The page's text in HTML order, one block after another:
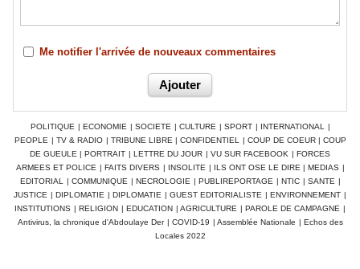
Me notifier l'arrivée de nouveaux commentaires
POLITIQUE | ECONOMIE | SOCIETE | CULTURE | SPORT | INTERNATIONAL |
PEOPLE | TV & RADIO | TRIBUNE LIBRE | CONFIDENTIEL | COUP DE COEUR | COUP
DE GUEULE | PORTRAIT | LETTRE DU JOUR | VU SUR FACEBOOK | FORCES
ARMEES ET POLICE | FAITS DIVERS | INSOLITE | ILS ONT OSE LE DIRE | MEDIAS |
EDITORIAL | COMMUNIQUE | NECROLOGIE | PUBLIREPORTAGE | NTIC | SANTE |
JUSTICE | DIPLOMATIE | DIPLOMATIE | GUEST EDITORIALISTE | ENVIRONNEMENT |
INSTITUTIONS | RELIGION | EDUCATION | AGRICULTURE | PAROLE DE CAMPAGNE |
Antivirus, la chronique d'Abdoulaye Der | COVID-19 | Assemblée Nationale | Echos des
Locales 2022